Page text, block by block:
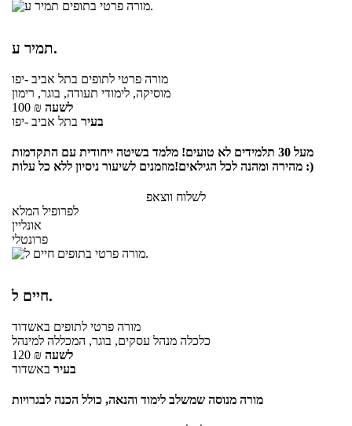
תמיר ע.
מורה פרטי לתופים בתל אביב -יפו
מוסיקה, לימודי תעודה, בוגר, רימון
100 ₪ לשעה
בעיר בתל אביב -יפו
מעל 30 תלמידים לא טועים! מלמד בשיטה ייחודית עם התקדמות
מהירה ומהנה לכל הגילאים!מוזמנים לשיעור ניסיון ללא כל עלות :)
לשלוח ווצאפ
לפרופיל המלא
אונליין
פרונטלי
חיים ל.
מורה פרטי לתופים באשדוד
כלכלה מנהל עסקים, בוגר, המכללה למינהל
120 ₪ לשעה
בעיר באשדוד
מורה מנוסה שמשלב לימוד והנאה, כולל הכנה לבגרויות